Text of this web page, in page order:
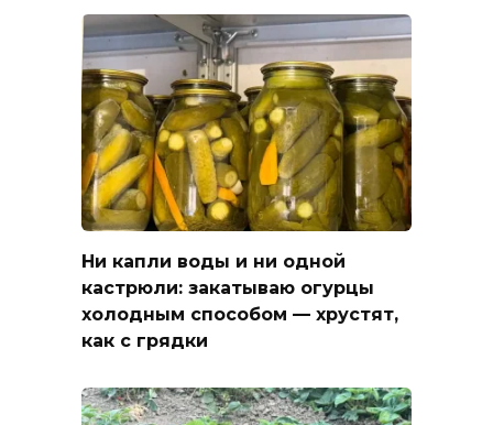
Ни капли воды и ни одной
кастрюли: закатываю огурцы
холодным способом — хрустят,
как с грядки